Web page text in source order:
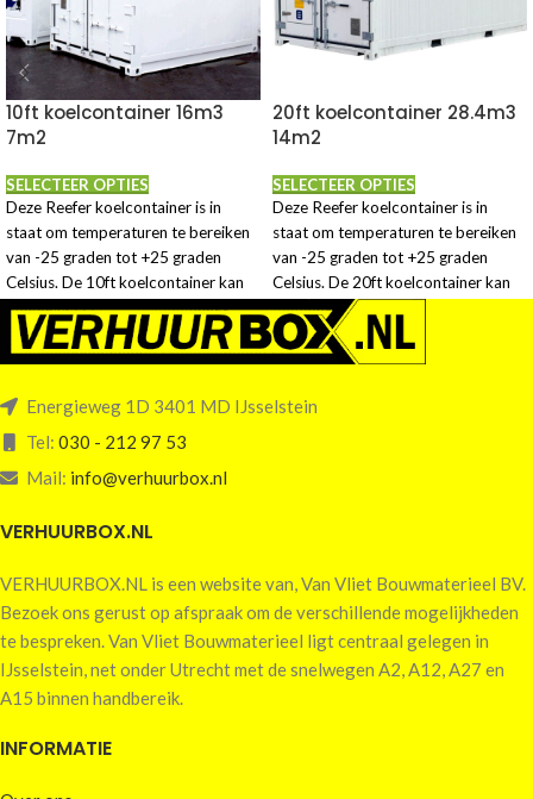
dozen! 😉
10ft koelcontainer 16m3
7m2
SELECTEER OPTIES
Deze Reefer koelcontainer is in
staat om temperaturen te bereiken
van -25 graden tot +25 graden
Celsius. De 10ft koelcontainer kan
de temperatuur naar wens worden
ingesteld. Koelcontainers worden
vaak gebruikt voor de opslag van
temperatuurgevoelig zijn. Daarnaast
worden deze containers regelmatig
ingezet tijdens evenementen voor
het koelen van dranken. Voorzien
Aansluiting gebruik op het
polige stekker. Energieverbruik:
10kWh per uur.
20ft koelcontainer 28.4m3
14m2
SELECTEER OPTIES
Deze Reefer koelcontainer is in
staat om temperaturen te bereiken
van -25 graden tot +25 graden
Celsius. De 20ft koelcontainer kan
de temperatuur naar wens worden
ingesteld. Koelcontainers worden
vaak gebruikt voor de opslag van
temperatuurgevoelig zijn. Daarnaast
polige stekker. Energieverbruik:
10kWh per uur.
Energieweg 1D 3401 MD IJsselstein
Tel: 030 - 212 97 53
Mail: info@verhuurbox.nl
VERHUURBOX.NL
VERHUURBOX.NL is een website van, Van Vliet Bouwmaterieel BV.
Bezoek ons gerust op afspraak om de verschillende mogelijkheden
te bespreken. Van Vliet Bouwmaterieel ligt centraal gelegen in
IJsselstein, net onder Utrecht met de snelwegen A2, A12, A27 en
A15 binnen handbereik.
INFORMATIE